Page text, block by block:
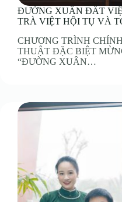
ĐƯỜNG XUÂN ĐẤT
TRÀ VIỆT HỘI TỤ VÀ
CHƯƠNG TRÌNH
THUẬT ĐẶC BIỆT
“ĐƯỜNG XUÂN…